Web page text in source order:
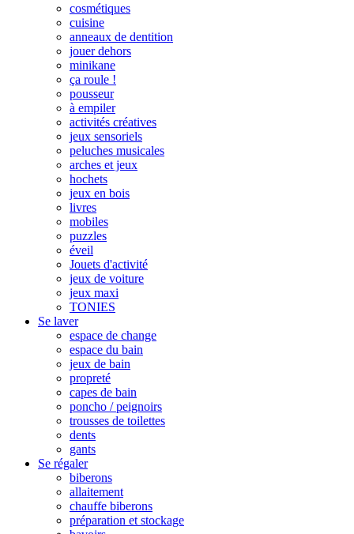
cosmétiques
cuisine
anneaux de dentition
jouer dehors
minikane
ça roule !
pousseur
à empiler
activités créatives
jeux sensoriels
peluches musicales
arches et jeux
hochets
jeux en bois
livres
mobiles
puzzles
éveil
Jouets d'activité
jeux de voiture
jeux maxi
TONIES
Se laver
espace de change
espace du bain
jeux de bain
propreté
capes de bain
poncho / peignoirs
trousses de toilettes
dents
gants
Se régaler
biberons
allaitement
chauffe biberons
préparation et stockage